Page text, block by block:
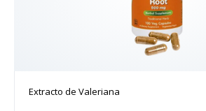
Extracto de Valeriana